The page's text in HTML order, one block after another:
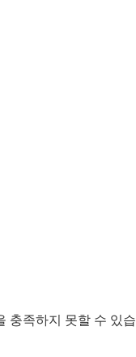
족하지 못할 수 있